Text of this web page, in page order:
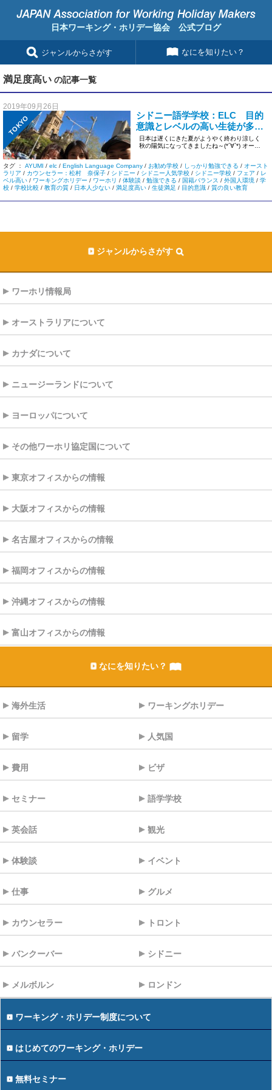
日本ワーキング・ホリデー協会 公式ブログ
ジャンルからさがす なにを知りたい？
満足度高い の記事一覧
2019年09月26日
TOKYO
シドニー語学学校：ELC 目的
意識とレベルの高い生徒が多い
～AYUMIさんの体験談②：オー
ストラリアワーキングホリデー
日本は遅くにきた夏がようやく終わり涼しく
秋の陽気になってきましたね～(*´∀`*) オース
タグ ： AYUMI / elc / English Language Company / お勧め学校 / しっかり勉強できる / オースト
ラリア / カウンセラー：松村 奈保子 / シドニー / シドニー人気学校 / シドニー学校 / フェア / レ
ベル高い / ワーキングホリデー / ワーホリ / 体験談 / 勉強できる / 国籍バランス / 外国人環境 / 学
校 / 学校比較 / 教育の質 / 日本人少ない / 満足度高い / 生徒満足 / 目的意識 / 質の良い教育
ジャンルからさがす
ワーホリ情報局
オーストラリアについて
カナダについて
ニュージーランドについて
ヨーロッパについて
その他ワーホリ協定国について
東京オフィスからの情報
大阪オフィスからの情報
名古屋オフィスからの情報
福岡オフィスからの情報
沖縄オフィスからの情報
富山オフィスからの情報
なにを知りたい？
海外生活 ワーキングホリデー
留学 人気国
費用 ビザ
セミナー 語学学校
英会話 観光
体験談 イベント
仕事 グルメ
カウンセラー トロント
バンクーバー シドニー
メルボルン ロンドン
ワーキング・ホリデー制度について
はじめてのワーキング・ホリデー
無料セミナー